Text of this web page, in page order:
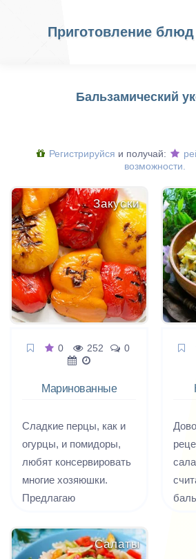
Приготовление блюд
Бальзамический
Регистрируйся и получай:
возможности.
Закуски
0 252 0
Маринованные
Сладкие перцы, как и
огурцы, и помидоры,
любят консервировать
многие хозяюшки.
Предлагаю
приготовить
маринованный
Салаты